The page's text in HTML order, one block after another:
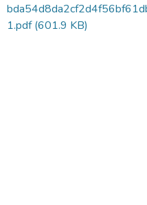
1.pdf(601.9 KB)